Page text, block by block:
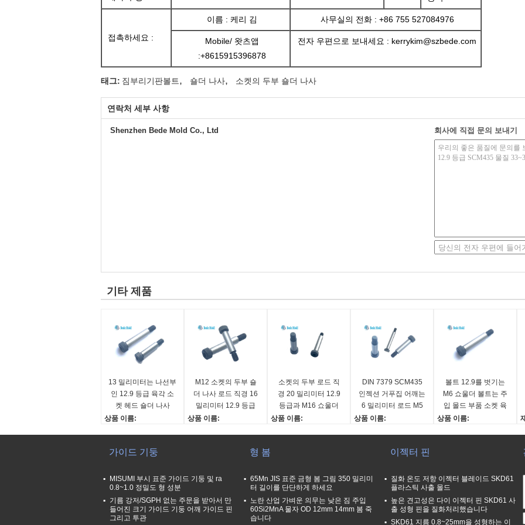
접촉하세요 :
이름 : 케리 김 사무실의 전화 : +86 755 527084976
Mobile/ 왓츠앱
:+8615915396878
전자 우편으로 보내세요 : kerrykim@szbede.com
태그: 짐부리기판볼트, 숄더 나사, 소켓의 두부 숄더 나사
연락처 세부 사항
Shenzhen Bede Mold Co., Ltd 회사에 직접 문의 보내기
기타 제품
13 밀리미터는 나선부
인 12.9 등급 육각 소
켓 헤드 숄더 나사
M10을 막대를 답니다
상품 이름:
13 밀리미터
M10*1.5
길이:
20~200mm
M12 소켓의 두부 숄
더 나사 로드 직경 16
밀리미터 12.9 등급
DIN7379
상품 이름:
M12*1.75
20~200mm
소켓의 두부 로드 직
경 20 밀리미터 12.9
등급과 M16 쇼울더
볼트
상품 이름:
M16*2.0
애플리케이션:
주입 형
DIN 7379 SCM435
인젝션 거푸집 어깨는
6 밀리미터 로드 M5
가 나선부이게 마개를
상품 이름:
20 밀리미터
M16*2.0
애플리케이션:
주입 형
볼트 12.9를 벗기는
M6 쇼울더 볼트는 주
입 몰드 부품 소켓 육
각 헤드를 등급화합니
상품 이름:
ISO7379
길이:
16~100mm
가이드 기둥
MISUMI 부시 표준 가이드 기둥 및 ra
0.8~1.0 정밀도 형 성분
기름 강저/SGPH 없는 주문을 받아서 만
들어진 크기 가이드 기둥 어깨 가이드 핀
그리고 투관
형 봄
65Mn JIS 표준 금형 봄 그림 350 밀리미
터 길이를 단단하게 하세요
노란 산업 가벼운 의무는 낮은 짐 주입
60Si2MnA 물자 OD 12mm 14mm 봄 죽
습니다
이젝터 핀
질화 온도 저항 이젝터 블레이드 SKD61
플라스틱 사출 몰드
높은 견고성은 다이 이젝터 핀 SKD61 사
출 성형 핀을 질화처리했습니다
SKD61 지름 0.8~25mm을 성형하는 이